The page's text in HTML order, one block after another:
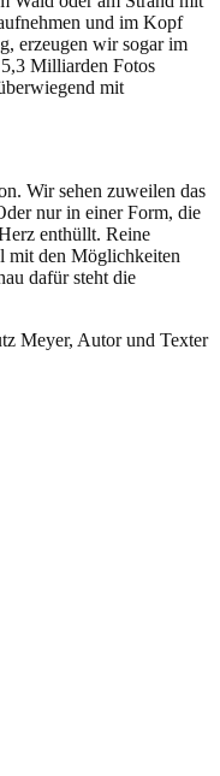
und im Kopf
erzeugen wir sogar im
Milliarden Fotos
mit
Wir sehen zuweilen das
nur in einer Form, die
enthüllt. Reine
mit den Möglichkeiten
dafür steht die
Meyer, Autor und Texter